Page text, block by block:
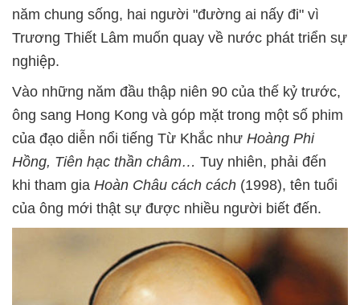
năm chung sống, hai người "đường ai nấy đi" vì
Trương Thiết Lâm muốn quay về nước phát triển sự
nghiệp.
Vào những năm đầu thập niên 90 của thế kỷ trước,
ông sang Hong Kong và góp mặt trong một số phim
của đạo diễn nổi tiếng Từ Khắc như Hoàng Phi
Hồng, Tiên hạc thần châm… Tuy nhiên, phải đến
khi tham gia Hoàn Châu cách cách (1998), tên tuổi
của ông mới thật sự được nhiều người biết đến.